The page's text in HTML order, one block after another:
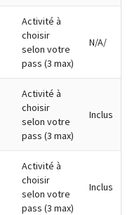
Activité à
choisir
selon votre
pass (3 max)
N/A/
Activité à
choisir
selon votre
pass (3 max)
Inclus
Activité à
choisir
selon votre
pass (3 max)
Inclus